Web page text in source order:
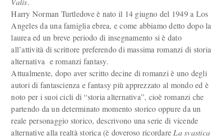
Harry Norman Turtledove è nato il 14 giugno del 1949 a Los
Angeles da una famiglia ebrea, e come abbiamo detto dopo la
laurea ed un breve periodo di insegnamento si è dato
all’attività di scrittore preferendo di massima romanzi di storia
alternativa e romanzi fantasy.
Attualmente, dopo aver scritto decine di romanzi è uno degli
autori di fantascienza e fantasy più apprezzato al mondo ed è
noto per i suoi cicli di “storia alternativa”, cioè romanzi che
partendo da un determinato momento storico oppure da un
reale personaggio storico, descrivono una serie di vicende
alternative alla realtà storica (è doveroso ricordare La svastica